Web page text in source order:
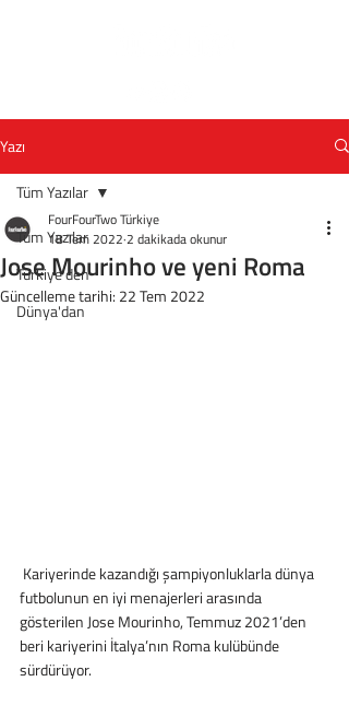
Yazı
Tüm Yazılar
Türkiye'den
Dünya'dan
Tüm Yazılar
Jose Mourinho ve yeni Roma
FourFourTwo Türkiye
18 Tem 2022 2 dakikada okunur
Güncelleme tarihi: 22 Tem 2022
futbolunun en iyi menajerleri arasında
gösterilen Jose Mourinho, Temmuz 2021’den
beri kariyerini İtalya’nın Roma kulübünde
sürdürüyor.